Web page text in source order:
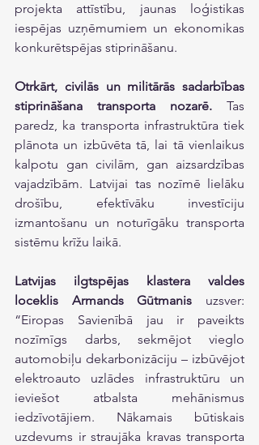
projekta attīstību, jaunas loģistikas
iespējas uzņēmumiem un ekonomikas
konkurētspējas stiprināšanu.
Otrkārt, civilās un militārās sadarbības
stiprināšana transporta nozarē. Tas
paredz, ka transporta infrastruktūra tiek
plānota un izbūvēta tā, lai tā vienlaikus
kalpotu gan civilām, gan aizsardzības
vajadzībām. Latvijai tas nozīmē lielāku
drošību, efektīvāku investīciju
izmantošanu un noturīgāku transporta
sistēmu krīžu laikā.
Latvijas ilgtspējas klastera valdes
loceklis Armands Gūtmanis uzsver:
“Eiropas Savienībā jau ir paveikts
nozīmīgs darbs, sekmējot vieglo
automobiļu dekarbonizāciju – izbūvējot
elektroauto uzlādes infrastruktūru un
ieviešot atbalsta mehānismus
iedzīvotājiem. Nākamais būtiskais
uzdevums ir straujāka kravas transporta